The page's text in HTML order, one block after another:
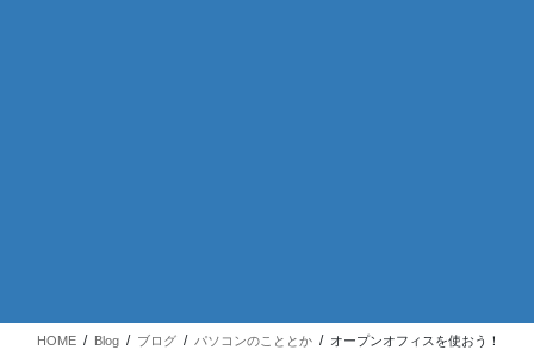
HOME Blog ブログ パソコンのこととか オープンオフィスを使おう！